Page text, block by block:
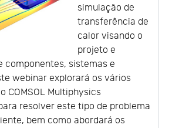
simulação de
transferência de
calor visando o
projeto e
componentes, sistemas e
webinar explorará os vários
COMSOL Multiphysics
resolver este tipo de problema
bem como abordará os